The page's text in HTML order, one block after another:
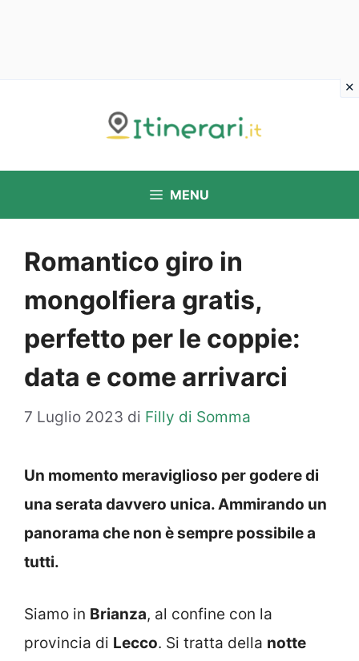
MENU
Romantico giro in
mongolfiera gratis,
perfetto per le coppie:
data e come arrivarci
7 Luglio 2023 di Filly di Somma
Un momento meraviglioso per godere di
una serata davvero unica. Ammirando un
panorama che non è sempre possibile a
tutti.
Siamo in Brianza, al confine con la
provincia di Lecco. Si tratta della notte